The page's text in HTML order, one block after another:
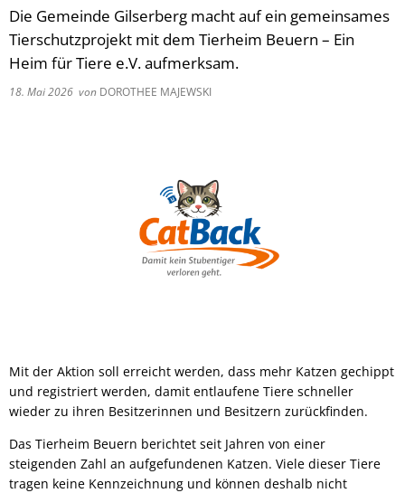
Die Gemeinde Gilserberg macht auf ein gemeinsames
Tierschutzprojekt mit dem Tierheim Beuern – Ein
Heim für Tiere e.V. aufmerksam.
18. Mai 2026 von DOROTHEE MAJEWSKI
Mit der Aktion soll erreicht werden, dass mehr Katzen gechippt
und registriert werden, damit entlaufene Tiere schneller
wieder zu ihren Besitzerinnen und Besitzern zurückfinden.
Das Tierheim Beuern berichtet seit Jahren von einer
steigenden Zahl an aufgefundenen Katzen. Viele dieser Tiere
tragen keine Kennzeichnung und können deshalb nicht